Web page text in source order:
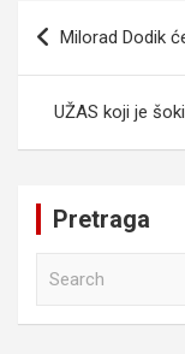
Navigacija
članaka
Milorad Dodik
UŽAS koji je
Pretraga